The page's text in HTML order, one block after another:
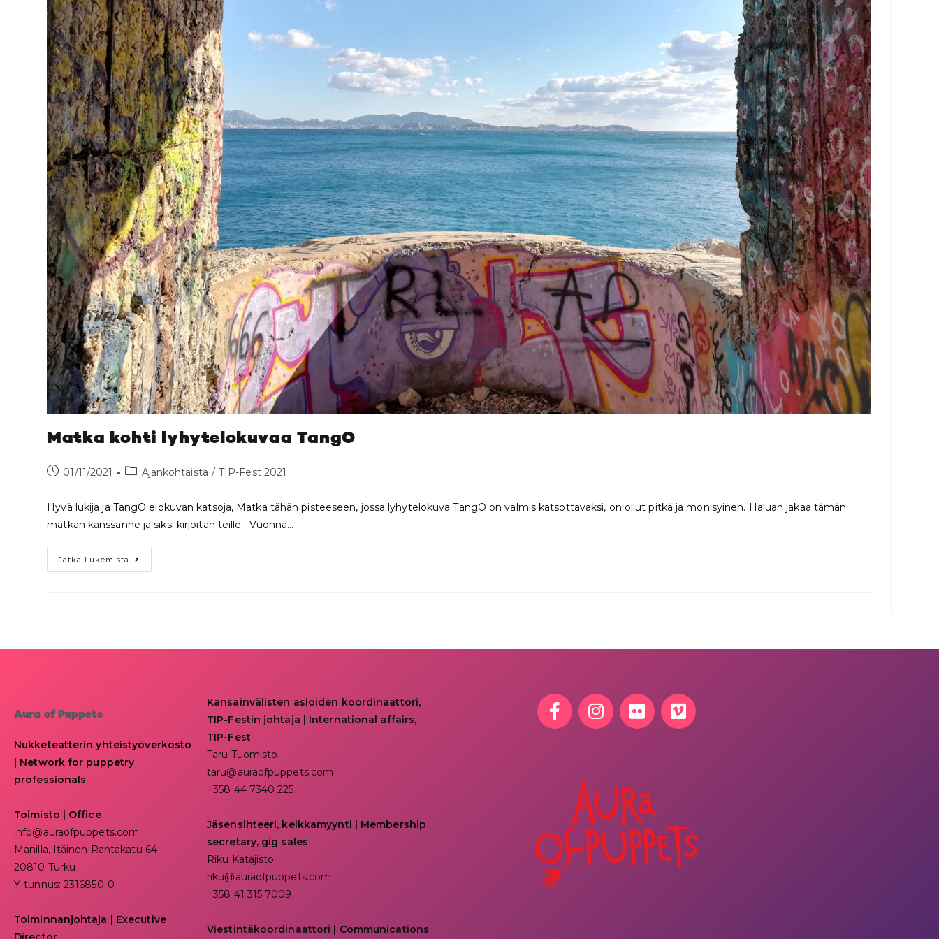
Matka kohti lyhytelokuvaa TangO
01/11/2021 Ajankohtaista / TIP-Fest 2021
Hyvä lukija ja TangO elokuvan katsoja, Matka tähän pisteeseen, jossa lyhytelokuva TangO on valmis katsottavaksi, on ollut pitkä ja monisyinen. Haluan jakaa tämän
matkan kanssanne ja siksi kirjoitan teille. Vuonna…
Jatka Lukemista
Aura of Puppets
Nukketeatterin yhteistyöverkosto
| Network for puppetry
professionals
Toimisto | Office
info@auraofpuppets.com
Manilla, Itäinen Rantakatu 64
20810 Turku
Y-tunnus: 2316850-0
Toiminnanjohtaja | Executive
Kansainvälisten asioiden koordinaattori,
TIP-Festin johtaja | International affairs,
TIP-Fest
Taru Tuomisto
taru@auraofpuppets.com
+358 44 7340 225
Jäsensihteeri, keikkamyynti | Membership
secretary, gig sales
Riku Katajisto
riku@auraofpuppets.com
+358 41 315 7009
Viestintäkoordinaattori | Communications